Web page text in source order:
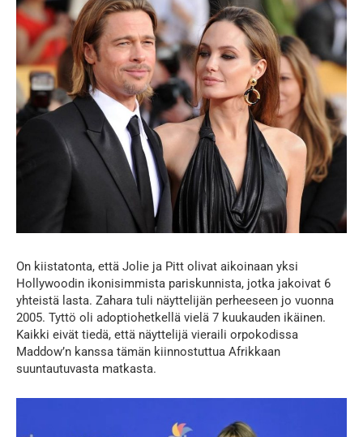
On kiistatonta, että Jolie ja Pitt olivat aikoinaan yksi
Hollywoodin ikonisimmista pariskunnista, jotka jakoivat 6
yhteistä lasta. Zahara tuli näyttelijän perheeseen jo vuonna
2005. Tyttö oli adoptiohetkellä vielä 7 kuukauden ikäinen.
Kaikki eivät tiedä, että näyttelijä vieraili orpokodissa
Maddow’n kanssa tämän kiinnostuttua Afrikkaan
suuntautuvasta matkasta.